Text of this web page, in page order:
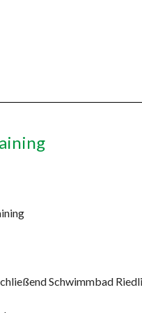
Schwimmbad